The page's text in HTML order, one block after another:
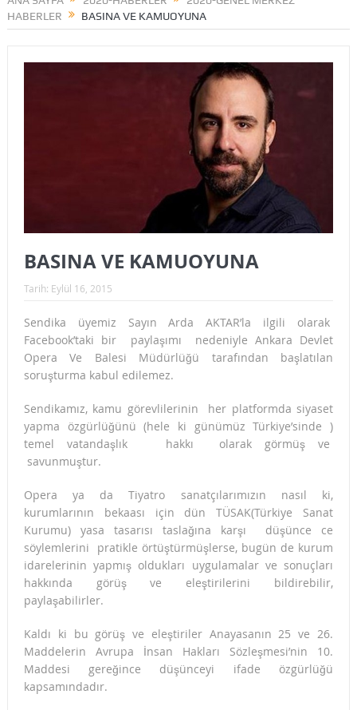
HABERLER
BASINA VE KAMUOYUNA
BASINA VE KAMUOYUNA
Tarih: Eylül 16, 2015
Sendika üyemiz Sayın Arda AKTAR’la ilgili olarak
Facebook’taki bir paylaşımı nedeniyle Ankara Devlet
Opera Ve Balesi Müdürlüğü tarafından başlatılan
soruşturma kabul edilemez.
Sendikamız, kamu görevlilerinin her platformda siyaset
yapma özgürlüğünü (hele ki günümüz Türkiye’sinde )
temel vatandaşlık hakkı olarak görmüş ve
savunmuştur.
Opera ya da Tiyatro sanatçılarımızın nasıl ki,
kurumlarının bekaası için dün TÜSAK(Türkiye Sanat
Kurumu) yasa tasarısı taslağına karşı düşünce ce
söylemlerini pratikle örtüştürmüşlerse, bugün de kurum
idarelerinin yapmış oldukları uygulamalar ve sonuçları
hakkında görüş ve eleştirilerini bildirebilir,
paylaşabilirler.
Kaldı ki bu görüş ve eleştiriler Anayasanın 25 ve 26.
Maddelerin Avrupa İnsan Hakları Sözleşmesi’nin 10.
Maddesi gereğince düşünceyi ifade özgürlüğü
kapsamındadır.